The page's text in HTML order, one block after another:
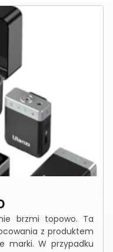
brzmi topowo. Ta
z produktem
marki. W przypadku